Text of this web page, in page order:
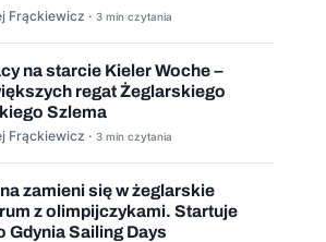
Frąckiewicz · 3 min czytania
na starcie Kieler Woche –
regat Żeglarskiego
Szlema
Frąckiewicz · 3 min czytania
zamieni się w żeglarskie
z olimpijczykami. Startuje
Gdynia Sailing Days